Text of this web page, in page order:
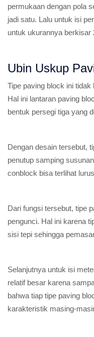
permukaan dengan pola
jadi satu. Lalu untuk isi
untuk ukurannya berkisar
Ubin Uskup
Tipe paving block ini
Hal ini lantaran paving
bentuk persegi tiga yang
Dengan desain tersebut,
penutup samping
conblock bisa terlihat
Dari fungsi tersebut, tipe
pengunci. Hal ini karena
sisi tepi sehingga
Selanjutnya untuk isi
relatif besar karena
bahwa tiap tipe paving
karakteristik masing-